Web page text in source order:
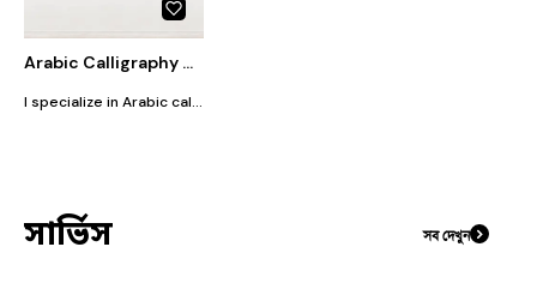
Arabic Calligraphy & Creative Craft Design
I specialize in Arabic calligraphy and creative handcrafted designs. My work focuses on blending traditional artistic styles with modern creativity to produce visually appealing and meaningful pieces. I am passionate about creating unique calligraphy artworks for gifts, home décor, and personal collections. Each design is crafted with attention to detail, ensuring quality and aesthetic beauty. My goal is to deliver artwork that not only looks beautiful but also carries emotion and value for the client.
সার্ভিস সব দেখুন